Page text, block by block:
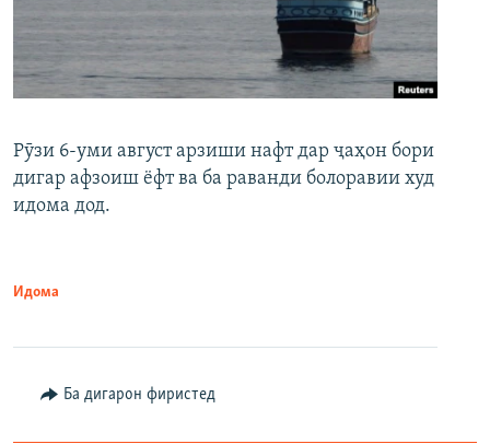
Рӯзи 6-уми август арзиши нафт дар ҷаҳон бори
дигар афзоиш ёфт ва ба раванди болоравии худ
идома дод.
Идома
Ба дигарон фиристед